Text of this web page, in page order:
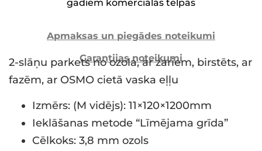
gadiem komerciālās telpās
Apmaksas un piegādes noteikumi
Garantijas noteikumi
2-slāņu parkets no ozola, ar zariem, birstēts, ar
fazēm, ar OSMO cietā vaska eļļu
Izmērs: (M vidējs): 11×120×1200mm
Ieklāšanas metode “Līmējama grīda”
Cēlkoks: 3,8 mm ozols